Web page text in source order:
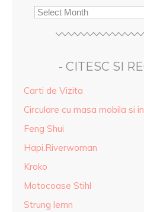
- CITESC SI
Carti de Vizita
Circulare cu masa mobila si
Feng Shui
Hapi.Riverwoman
Kroko
Motocoase Stihl
Strung lemn